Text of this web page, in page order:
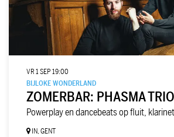
ZOMERBAR: PHASMA TRIO
Powerplay en dancebeats op fluit,
BIJLOKE WONDERLAND
VR 1 SEP19:00
IN, GENT